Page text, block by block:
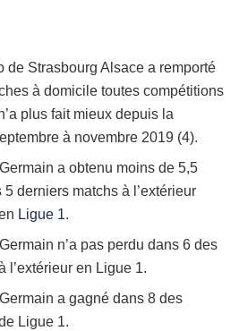
de Strasbourg Alsace a remporté
à domicile toutes compétitions
plus fait mieux depuis la
à novembre 2019 (4).
a obtenu moins de 5,5
derniers matchs à l’extérieur
Ligue 1.
n’a pas perdu dans 6 des
l’extérieur en Ligue 1.
a gagné dans 8 des
Ligue 1.